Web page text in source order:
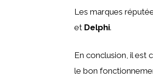
Les marques
et Delphi.
En conclusion, il est
le bon